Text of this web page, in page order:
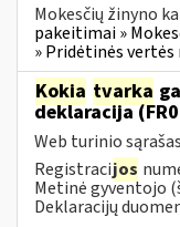
Mokesčių žinyno
pakeitimai »
» Pridėtinės
Kokia tvarka
deklaracija
Web turinio sąrašas
Registracijos
Metinė gyventojo
Deklaracijų